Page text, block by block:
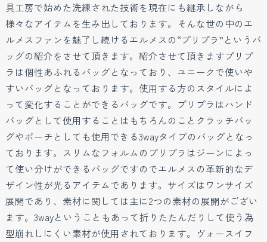
具工房で始めた洗練された技術を現在にも継承しながら
様々なアイテムを生み出しております。そんな世の中のエ
ルメスファンを魅了し続けるエルメスの“プリプラ”というバ
ッグの紹介をさせて頂きます。紹介させて頂きますプリプ
ラは個性あふれるバッグとなっており、ユニークで使いや
すいバッグとなっております。使用する方のスタイルによ
って変化することができるバッグです。プリプラはハンド
バッグとして使用することはもちろんのことクラッチバッ
グやポーチとしても使用できる3wayタイプのバッグとなっ
ております。スリムなフォルムのプリプラはジーンによっ
て使い分けができるバッグですのでエルメスの革新的なデ
ザイン性が光るアイテムであります。サイズはワンサイズ
展開であり、素材に関しては主に2つの素材の展開がござい
ます。3wayということもあって折りたたんだりして使う為
型崩れしにくい素材が使用されております。ヴォースイフ